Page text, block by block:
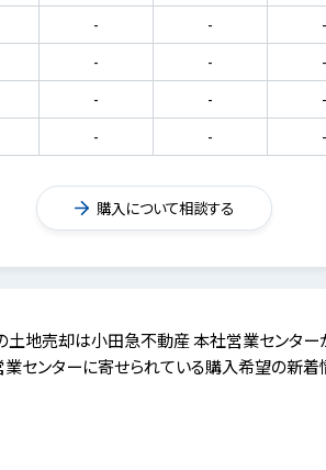
- -
- -
- -
- -
購入について相談する
土地売却は小田急不動産 本社営業センター
センターに寄せられている購入希望の新着